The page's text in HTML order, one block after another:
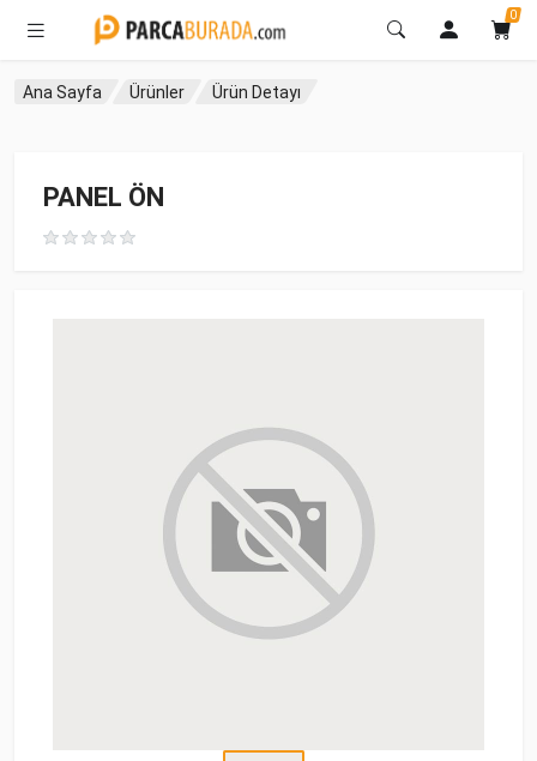
0
Ana Sayfa Ürünler Ürün Detayı
PANEL ÖN